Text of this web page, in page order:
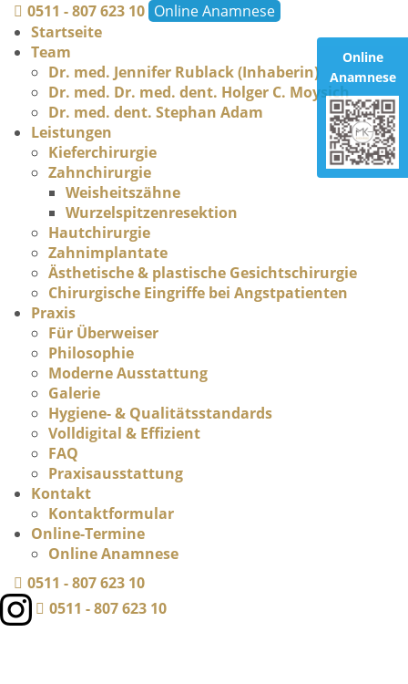
0511 - 807 623 10 Online Anamnese
Startseite
Team
Dr. med. Jennifer Rublack (Inhaberin)
Dr. med. Dr. med. dent. Holger C. Moysich
Dr. med. dent. Stephan Adam
Leistungen
Kieferchirurgie
Zahnchirurgie
Weisheitszähne
Wurzelspitzenresektion
Hautchirurgie
Zahnimplantate
Ästhetische & plastische Gesichtschirurgie
Chirurgische Eingriffe bei Angstpatienten
Praxis
Für Überweiser
Philosophie
Moderne Ausstattung
Galerie
Hygiene- & Qualitätsstandards
Volldigital & Effizient
FAQ
Praxisausstattung
Kontakt
Kontaktformular
Online-Termine
Online Anamnese
0511 - 807 623 10
Online
Anamnese
0511 - 807 623 10